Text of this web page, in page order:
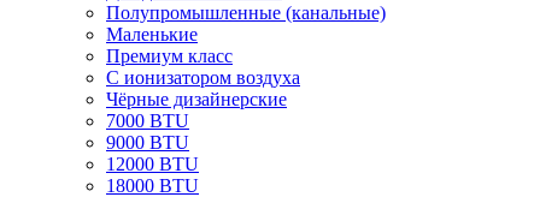
Полупромышленные (канальные)
Маленькие
Премиум класс
C ионизатором воздуха
Чёрные дизайнерские
7000 BTU
9000 BTU
12000 BTU
18000 BTU